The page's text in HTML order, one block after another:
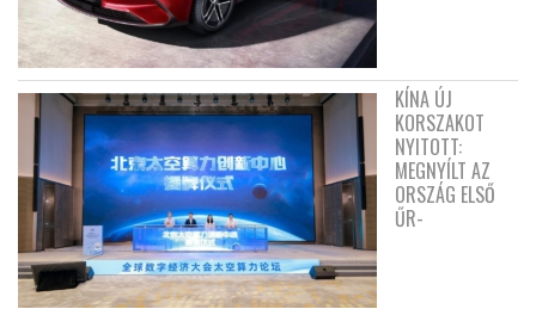
KÍNA ÚJ
KORSZAKOT
NYITOTT:
MEGNYÍLT AZ
ORSZÁG ELSŐ
ŰR-